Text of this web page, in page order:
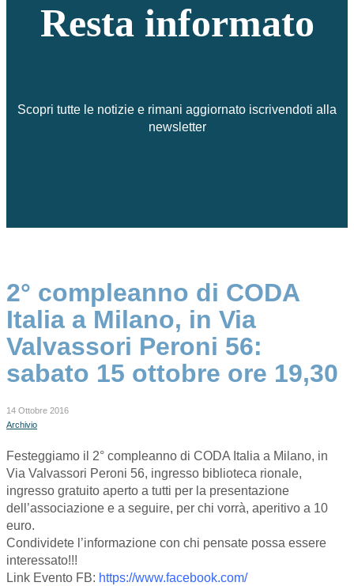
Resta informato
Scopri tutte le notizie e rimani aggiornato iscrivendoti alla
newsletter
2° compleanno di CODA
Italia a Milano, in Via
Valvassori Peroni 56:
sabato 15 ottobre ore 19,30
14 Ottobre 2016
Archivio
Festeggiamo il 2° compleanno di CODA Italia a Milano, in
Via Valvassori Peroni 56, ingresso biblioteca rionale,
ingresso gratuito aperto a tutti per la presentazione
dell’associazione e a seguire, per chi vorrà, aperitivo a 10
euro.
Condividete l’informazione con chi pensate possa essere
interessato!!!
Link Evento FB: https://www.facebook.com/